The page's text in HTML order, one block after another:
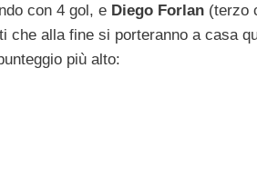
con 4 gol, e Diego Forlan (terzo
che alla fine si porteranno a casa
più alto: